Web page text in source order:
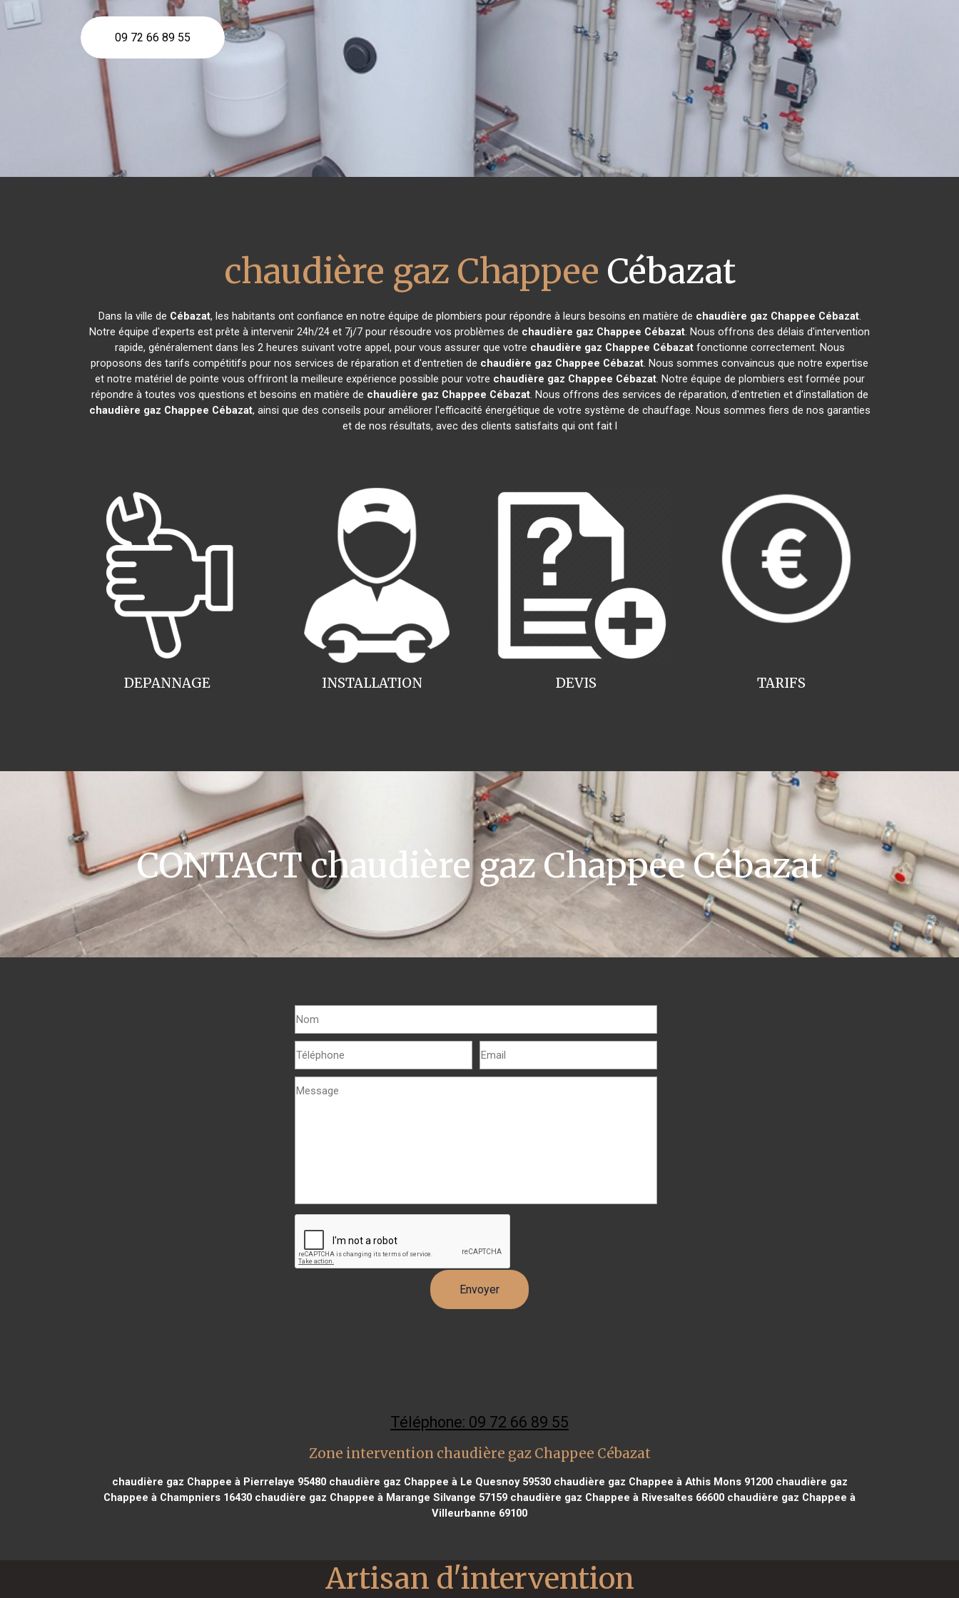
09 72 66 89 55
chaudière gaz Chappee Cébazat
Dans la ville de Cébazat, les habitants ont confiance en notre équipe de plombiers pour répondre à leurs besoins en matière de chaudière gaz Chappee Cébazat.
Notre équipe d'experts est prête à intervenir 24h/24 et 7j/7 pour résoudre vos problèmes de chaudière gaz Chappee Cébazat. Nous offrons des délais d'intervention
rapide, généralement dans les 2 heures suivant votre appel, pour vous assurer que votre chaudière gaz Chappee Cébazatfonctionne correctement. Nous
proposons des tarifs compétitifs pour nos services de réparation et d'entretien de chaudière gaz Chappee Cébazat. Nous sommes convaincus que notre expertise
et notre matériel de pointe vous offriront la meilleure expérience possible pour votre chaudière gaz Chappee Cébazat. Notre équipe de plombiers est formée pour
répondre à toutes vos questions et besoins en matière de chaudière gaz Chappee Cébazat. Nous offrons des services de réparation, d'entretien et d'installation de
chaudière gaz Chappee Cébazat, ainsi que des conseils pour améliorer l'efficacité énergétique de votre système de chauffage. Nous sommes fiers de nos garanties
et de nos résultats, avec des clients satisfaits qui ont fait l
INSTALLATION
DEPANNAGE TARIFS
DEVIS
CONTACT chaudière gaz Chappee Cébazat
Téléphone: 09 72 66 89 55
Zone intervention chaudière gaz Chappee Cébazat
chaudière gaz Chappee à Pierrelaye 95480chaudière gaz Chappee à Le Quesnoy 59530chaudière gaz Chappee à Athis Mons 91200chaudière gaz
Chappee à Champniers 16430 chaudière gaz Chappee à Marange Silvange 57159 chaudière gaz Chappee à Rivesaltes 66600 chaudière gaz Chappee à
Villeurbanne 69100
Artisan d'intervention